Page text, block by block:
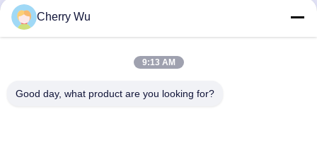
Couleur des sourcils
encre cosmétique
Cherry Wu
9:13 AM
Good day, what product are you looking for?